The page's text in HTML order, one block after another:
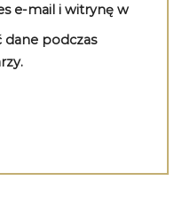
e-mail i witrynę w
dane podczas